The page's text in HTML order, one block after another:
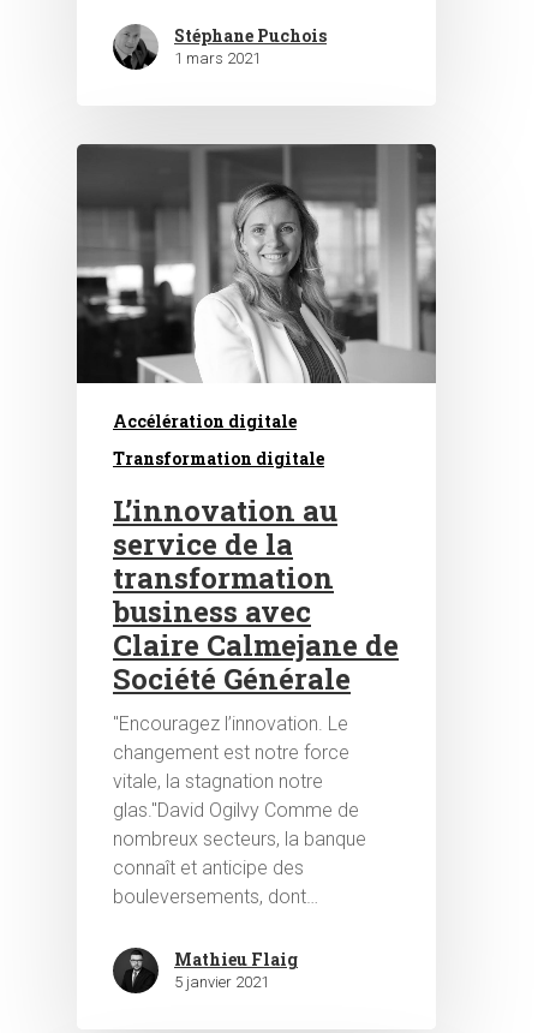
Stéphane Puchois
1 mars 2021
Accélération digitale
Transformation digitale
L’innovation au
service de la
transformation
business avec
Claire Calmejane de
Société Générale
"Encouragez l’innovation. Le
changement est notre force
vitale, la stagnation notre
glas."David Ogilvy Comme de
nombreux secteurs, la banque
connaît et anticipe des
bouleversements, dont…
Mathieu Flaig
5 janvier 2021